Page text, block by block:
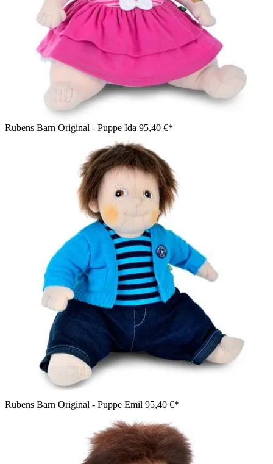
Rubens Barn Original - Puppe Ida 95,40 €*
Rubens Barn Original - Puppe Emil 95,40 €*